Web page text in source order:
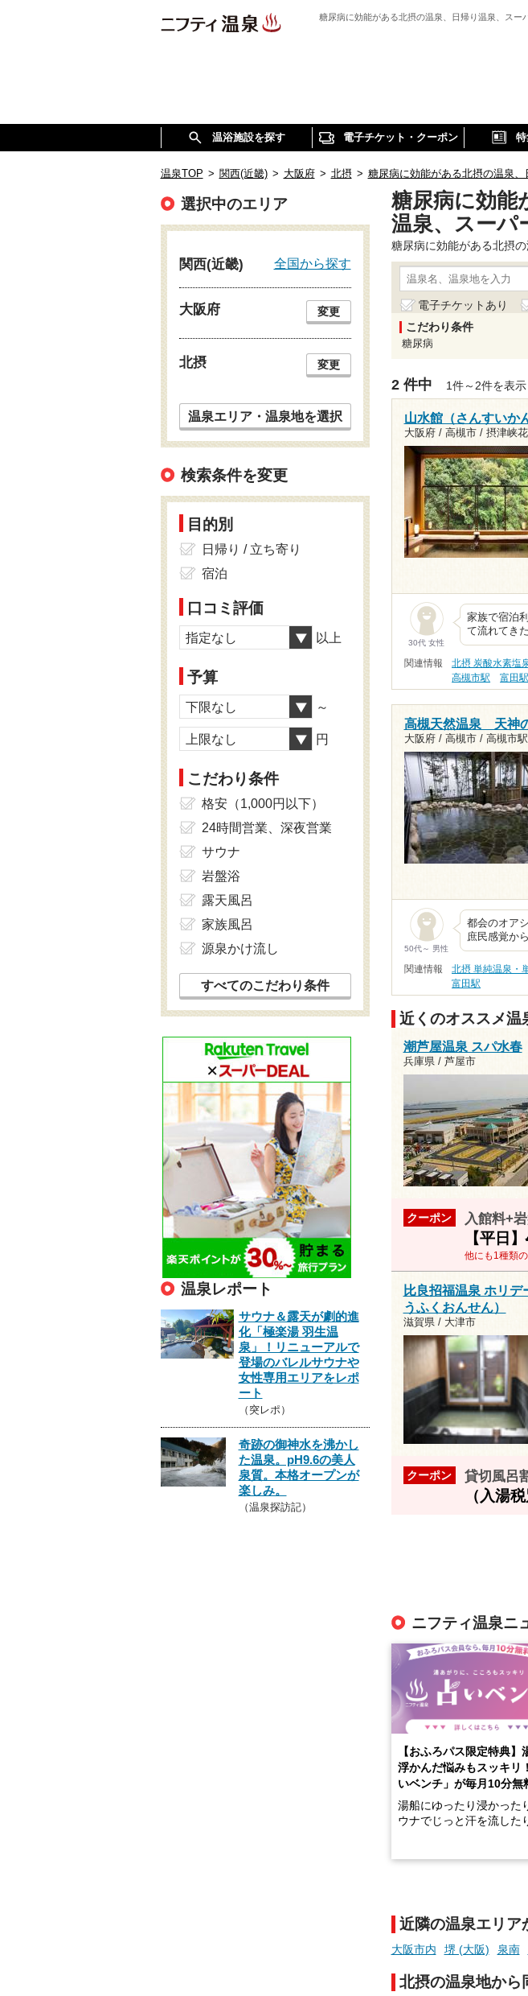
糖尿病に効能がある北摂の温泉、日帰り温泉、スー
温浴施設を探す 電子チケット・クーポン
温泉TOP > 関西(近畿) > 大阪府 > 北摂 > 糖尿病に効能がある北摂の温泉
糖尿病に効能
温泉、スーパ
糖尿病に効能がある北摂
電子チケットあり
こだわり条件
糖尿病
2 件中 1件～2件を表示
山水館（さんすいか
大阪府 / 高槻市 / 摂津峡
30代 女性
家族で宿泊
て流れてき
関連情報 北摂 炭酸水素塩
高槻市駅
富田駅
高槻天然温泉 天神
大阪府 / 高槻市 / 高槻市
50代～ 男性
都会のオア
庶民感覚か
関連情報 北摂 単純温泉・
富田駅
近くのオススメ温
潮芦屋温泉 スパ水春
兵庫県 / 芦屋市
クーポン 入館料+
【平日】
他にも1種類
比良招福温泉 ホリデ
うふくおんせん）
滋賀県 / 大津市
クーポン 貸切風呂
（入湯
ニフティ温泉ニ
【おふろパス限定特典】
浮かんだ悩みもスッキリ
いベンチ」が毎月10分無
湯船にゆったり浸かった
ウナでじっと汗を流した
っとした悩み」が、頭に
でくることはありません
近隣の温泉エリア
大阪市内 堺 (大阪) 泉南
北摂の温泉地から
選択中のエリア
関西(近畿) 全国から探す
大阪府 変更
北摂 変更
温泉エリア・温泉地を選択
検索条件を変更
目的別
日帰り / 立ち寄り
宿泊
口コミ評価
指定なし 以上
予算
下限なし ～
上限なし 円
こだわり条件
格安（1,000円以下）
24時間営業、深夜営業
サウナ
岩盤浴
露天風呂
家族風呂
源泉かけ流し
すべてのこだわり条件
温泉レポート
サウナ＆露天が劇的進
化「極楽湯 羽生温
泉」！リニューアルで
登場のバレルサウナや
女性専用エリアをレポ
ート
（突レポ）
奇跡の御神水を沸かし
た温泉。pH9.6の美人
泉質。本格オープンが
楽しみ。
（温泉探訪記）